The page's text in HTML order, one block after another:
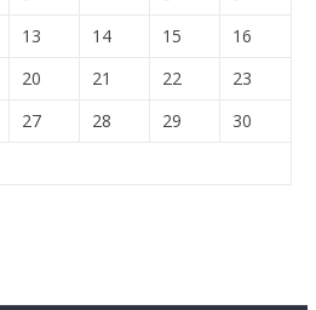
20 21 22
23
27 28 29
30